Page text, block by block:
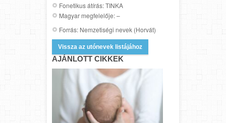
Fonetikus átírás: TINKA
Magyar megfelelője: –
Forrás: Nemzetiségi nevek (Horvát)
Vissza az utónevek listájához
AJÁNLOTT CIKKEK